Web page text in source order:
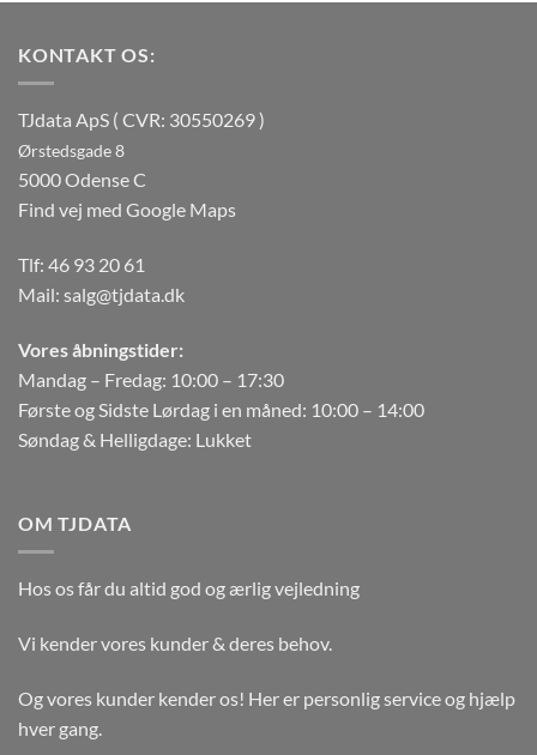
KONTAKT OS:
TJdata ApS ( CVR: 30550269 )
Ørstedsgade 8
5000 Odense C
Find vej med Google Maps
Tlf: 46 93 20 61
Mail: salg@tjdata.dk
Vores åbningstider:
Mandag – Fredag: 10:00 – 17:30
Første og Sidste Lørdag i en måned: 10:00 – 14:00
Søndag & Helligdage: Lukket
OM TJDATA
Hos os får du altid god og ærlig vejledning
Vi kender vores kunder & deres behov.
Og vores kunder kender os! Her er personlig service og hjælp
hver gang.